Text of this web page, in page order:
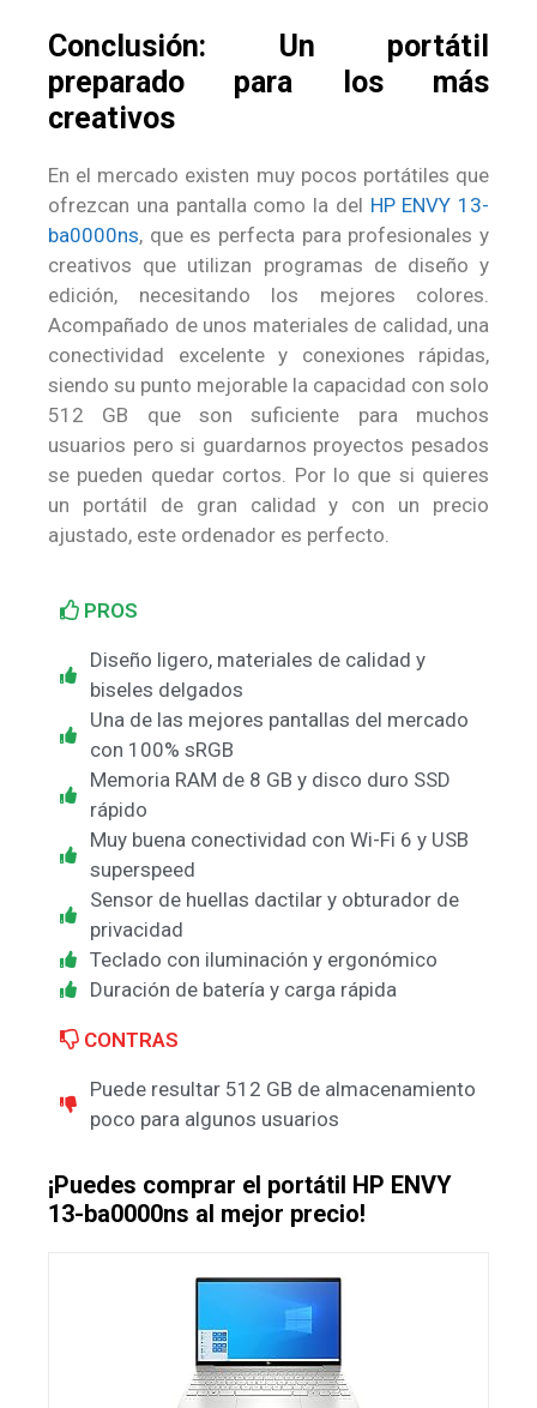
Conclusión: Un portátil
preparado para los más
creativos
En el mercado existen muy pocos portátiles que
ofrezcan una pantalla como la del HP ENVY 13-
ba0000ns, que es perfecta para profesionales y
creativos que utilizan programas de diseño y
edición, necesitando los mejores colores.
Acompañado de unos materiales de calidad, una
conectividad excelente y conexiones rápidas,
siendo su punto mejorable la capacidad con solo
512 GB que son suficiente para muchos
usuarios pero si guardarnos proyectos pesados
se pueden quedar cortos. Por lo que si quieres
un portátil de gran calidad y con un precio
ajustado, este ordenador es perfecto.
PROS
Diseño ligero, materiales de calidad y
biseles delgados
Una de las mejores pantallas del mercado
con 100% sRGB
Memoria RAM de 8 GB y disco duro SSD
rápido
Muy buena conectividad con Wi-Fi 6 y USB
superspeed
Sensor de huellas dactilar y obturador de
privacidad
Teclado con iluminación y ergonómico
Duración de batería y carga rápida
CONTRAS
Puede resultar 512 GB de almacenamiento
poco para algunos usuarios
¡Puedes comprar el portátil HP ENVY
13-ba0000ns al mejor precio!